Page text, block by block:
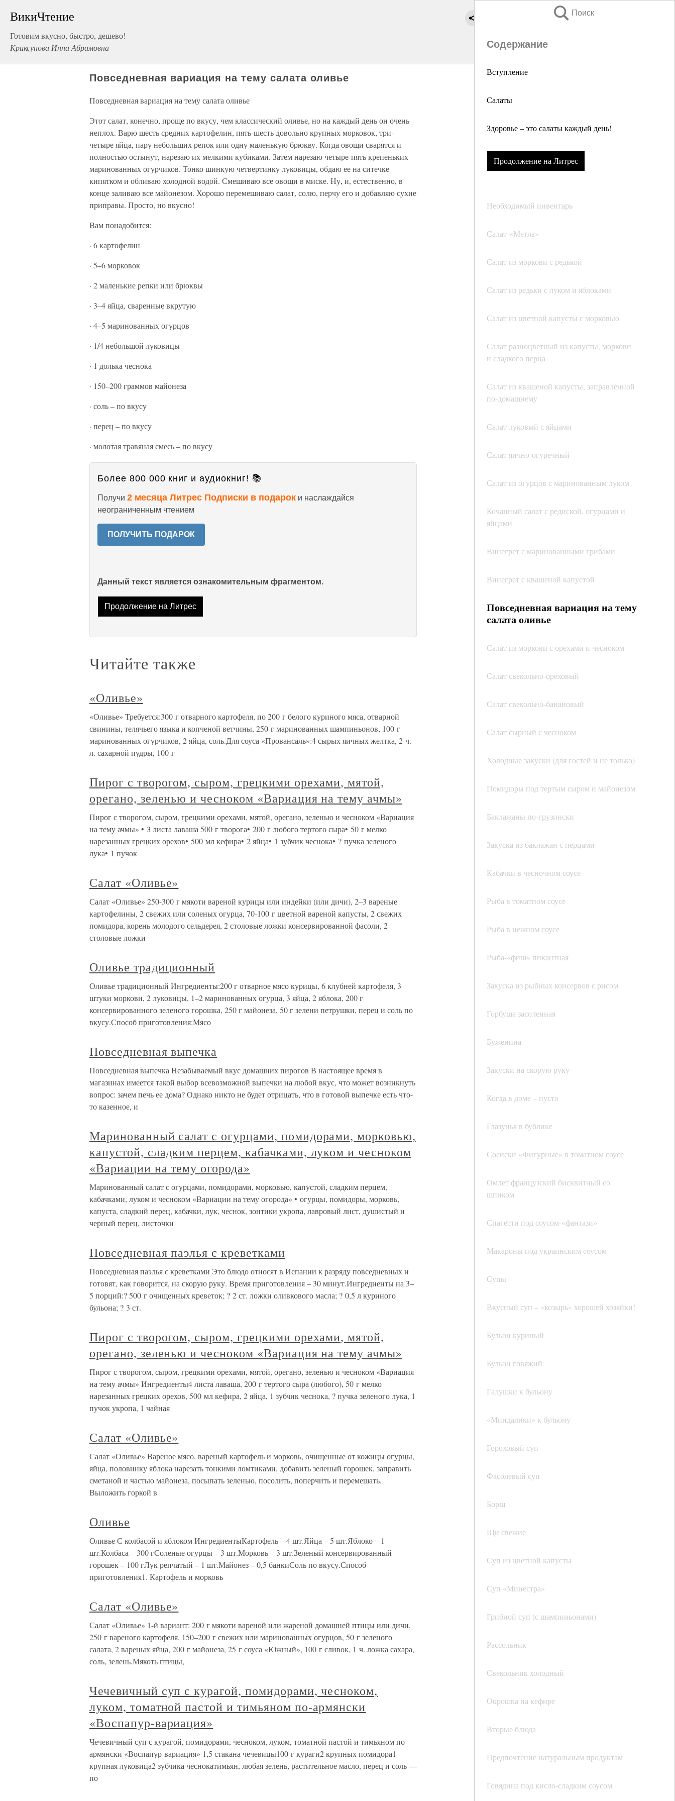
ВикиЧтение
Готовим вкусно, быстро, дешево!
Криксунова Инна Абрамовна
Поиск
Содержание
Вступление
Салаты
Здоровье – это салаты каждый день!
Продолжение на Литрес
Необходимый инвентарь
Салат-«Метла»
Салат из моркови с редькой
Салат из редьки с луком и яблоками
Салат из цветной капусты с морковью
Салат разноцветный из капусты, моркови
и сладкого перца
Салат из квашеной капусты, заправленной
по-домашнему
Салат луковый с яйцами
Салат яично-огуречный
Салат из огурцов с маринованным луком
Кочанный салат с редиской, огурцами и
яйцами
Винегрет с маринованными грибами
Винегрет с квашеной капустой
Повседневная вариация на тему
салата оливье
Салат из моркови с орехами и чесноком
Салат свекольно-ореховый
Салат свекольно-банановый
Салат сырный с чесноком
Холодные закуски (для гостей и не только)
Помидоры под тертым сыром и майонезом
Баклажаны по-грузински
Закуска из баклажан с перцами
Кабачки в чесночном соусе
Рыба в томатном соусе
Рыба в нежном соусе
Рыба-«фиш» пикантная
Закуска из рыбных консервов с рисом
Горбуша засоленная
Буженина
Закуски на скорую руку
Когда в доме – пусто
Глазунья в бублике
Сосиски «Фигурные» в томатном соусе
Омлет французский бисквитный со
шпиком
Спагетти под соусом-«фантази»
Макароны под украинским соусом
Супы
Вкусный суп – «козырь» хорошей хозяйки!
Бульон куриный
Бульон говяжий
Галушки к бульону
«Миндалики» к бульону
Гороховый суп
Фасолевый суп
Борщ
Щи свежие
Суп из цветной капусты
Суп «Минестра»
Грибной суп (с шампиньонами)
Рассольник
Свекольник холодный
Окрошка на кефире
Вторые блюда
Предпочтение натуральным продуктам
Говядина под кисло-сладким соусом
Повседневная вариация на тему салата оливье
Повседневная вариация на тему салата оливье
Этот салат, конечно, проще по вкусу, чем классический оливье, но на каждый день он очень
неплох. Варю шесть средних картофелин, пять-шесть довольно крупных морковок, три-
четыре яйца, пару небольших репок или одну маленькую брюкву. Когда овощи сварятся и
полностью остынут, нарезаю их мелкими кубиками. Затем нарезаю четыре-пять крепеньких
маринованных огурчиков. Тонко шинкую четвертинку луковицы, обдаю ее на ситечке
кипятком и обливаю холодной водой. Смешиваю все овощи в миске. Ну, и, естественно, в
конце заливаю все майонезом. Хорошо перемешиваю салат, солю, перчу его и добавляю сухие
приправы. Просто, но вкусно!
Вам понадобится:
· 6 картофелин
· 5–6 морковок
· 2 маленькие репки или брюквы
· 3–4 яйца, сваренные вкрутую
· 4–5 маринованных огурцов
· 1/4 небольшой луковицы
· 1 долька чеснока
· 150–200 граммов майонеза
· соль – по вкусу
· перец – по вкусу
· молотая травяная смесь – по вкусу
Более 800 000 книг и аудиокниг! 📚
Получи 2 месяца Литрес Подписки в подарок и наслаждайся
неограниченным чтением
ПОЛУЧИТЬ ПОДАРОК
Данный текст является ознакомительным фрагментом.
Продолжение на Литрес
Читайте также
«Оливье»
«Оливье» Требуется:300 г отварного картофеля, по 200 г белого куриного мяса, отварной
свинины, телячьего языка и копченой ветчины, 250 г маринованных шампиньонов, 100 г
маринованных огурчиков, 2 яйца, соль.Для соуса «Провансаль»:4 сырых яичных желтка, 2 ч.
л. сахарной пудры, 100 г
Пирог с творогом, сыром, грецкими орехами, мятой,
орегано, зеленью и чесноком «Вариация на тему ачмы»
Пирог с творогом, сыром, грецкими орехами, мятой, орегано, зеленью и чесноком «Вариация
на тему ачмы» • 3 листа лаваша 500 г творога• 200 г любого тертого сыра• 50 г мелко
нарезанных грецких орехов• 500 мл кефира• 2 яйца• 1 зубчик чеснока• ? пучка зеленого
лука• 1 пучок
Салат «Оливье»
Салат «Оливье» 250-300 г мякоти вареной курицы или индейки (или дичи), 2–3 вареные
картофелины, 2 свежих или соленых огурца, 70-100 г цветной вареной капусты, 2 свежих
помидора, корень молодого сельдерея, 2 столовые ложки консервированной фасоли, 2
столовые ложки
Оливье традиционный
Оливье традиционный Ингредиенты:200 г отварное мясо курицы, 6 клубней картофеля, 3
штуки моркови, 2 луковицы, 1–2 маринованных огурца, 3 яйца, 2 яблока, 200 г
консервированного зеленого горошка, 250 г майонеза, 50 г зелени петрушки, перец и соль по
вкусу.Способ приготовления:Мясо
Повседневная выпечка
Повседневная выпечка Незабываемый вкус домашних пирогов В настоящее время в
магазинах имеется такой выбор всевозможной выпечки на любой вкус, что может возникнуть
вопрос: зачем печь ее дома? Однако никто не будет отрицать, что в готовой выпечке есть что-
то казенное, и
Маринованный салат с огурцами, помидорами, морковью,
капустой, сладким перцем, кабачками, луком и чесноком
«Вариации на тему огорода»
Маринованный салат с огурцами, помидорами, морковью, капустой, сладким перцем,
кабачками, луком и чесноком «Вариации на тему огорода» • огурцы, помидоры, морковь,
капуста, сладкий перец, кабачки, лук, чеснок, зонтики укропа, лавровый лист, душистый и
черный перец, листочки
Повседневная паэлья с креветками
Повседневная паэлья с креветками Это блюдо относят в Испании к разряду повседневных и
готовят, как говорится, на скорую руку. Время приготовления – 30 минут.Ингредиенты на 3–
5 порций:? 500 г очищенных креветок; ? 2 ст. ложки оливкового масла; ? 0,5 л куриного
бульона; ? 3 ст.
Пирог с творогом, сыром, грецкими орехами, мятой,
орегано, зеленью и чесноком «Вариация на тему ачмы»
Пирог с творогом, сыром, грецкими орехами, мятой, орегано, зеленью и чесноком «Вариация
на тему ачмы» Ингредиенты4 листа лаваша, 200 г тертого сыра (любого), 50 г мелко
нарезанных грецких орехов, 500 мл кефира, 2 яйца, 1 зубчик чеснока, ? пучка зеленого лука, 1
пучок укропа, 1 чайная
Салат «Оливье»
Салат «Оливье» Вареное мясо, вареный картофель и морковь, очищенные от кожицы огурцы,
яйца, половинку яблока нарезать тонкими ломтиками, добавить зеленый горошек, заправить
сметаной и частью майонеза, посыпать зеленью, посолить, поперчить и перемешать.
Выложить горкой в
Оливье
Оливье С колбасой и яблоком ИнгредиентыКартофель – 4 шт.Яйца – 5 шт.Яблоко – 1
шт.Колбаса – 300 гСоленые огурцы – 3 шт.Морковь – 3 шт.Зеленый консервированный
горошек – 100 гЛук репчатый – 1 шт.Майонез – 0,5 банкиСоль по вкусу.Способ
приготовления1. Картофель и морковь
Салат «Оливье»
Салат «Оливье» 1-й вариант: 200 г мякоти вареной или жареной домашней птицы или дичи,
250 г вареного картофеля, 150–200 г свежих или маринованных огурцов, 50 г зеленого
салата, 2 вареных яйца, 200 г майонеза, 25 г соуса «Южный», 100 г сливок, 1 ч. ложка сахара,
соль, зелень.Мякоть птицы,
Чечевичный суп с курагой, помидорами, чесноком,
луком, томатной пастой и тимьяном по-армянски
«Воспапур-вариация»
Чечевичный суп с курагой, помидорами, чесноком, луком, томатной пастой и тимьяном по-
армянски «Воспапур-вариация» 1,5 стакана чечевицы100 г кураги2 крупных помидора1
крупная луковица2 зубчика чеснокатимьян, любая зелень, растительное масло, перец и соль —
по